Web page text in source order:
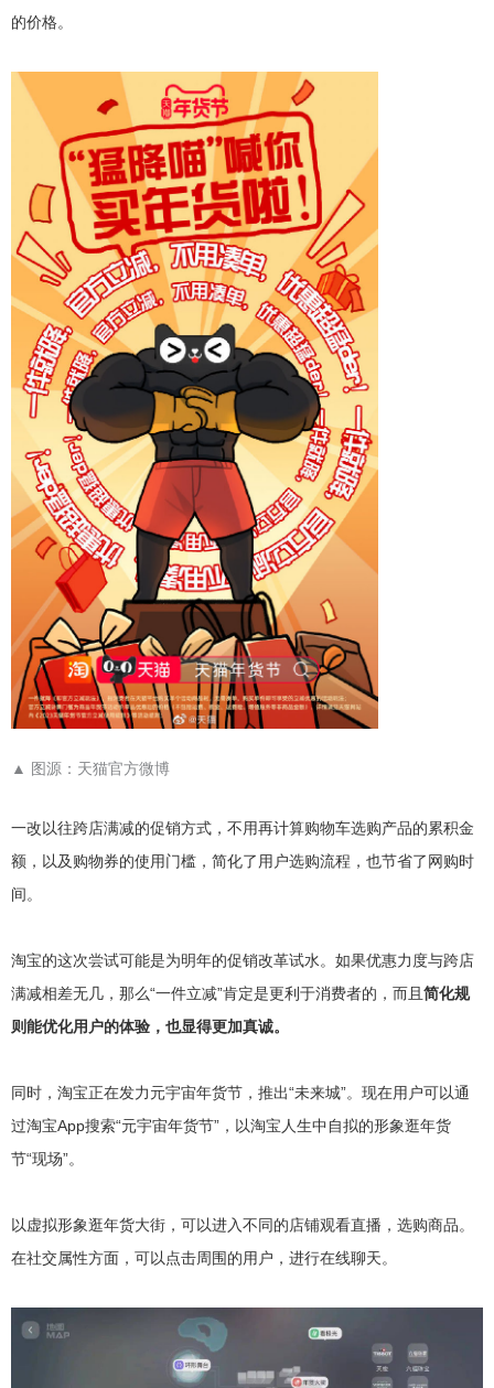
的价格。
▲ 图源：天猫官方微博
一改以往跨店满减的促销方式，不用再计算购物车选购产品的累积金
额，以及购物券的使用门槛，简化了用户选购流程，也节省了网购时
间。
淘宝的这次尝试可能是为明年的促销改革试水。如果优惠力度与跨店
满减相差无几，那么“一件立减”肯定是更利于消费者的，而且 简化规
则能优化用户的体验，也显得更加真诚。
同时，淘宝正在发力元宇宙年货节，推出“未来城”。现在用户可以通
过淘宝App搜索“元宇宙年货节”，以淘宝人生中自拟的形象逛年货
节“现场”。
以虚拟形象逛年货大街，可以进入不同的店铺观看直播，选购商品。
在社交属性方面，可以点击周围的用户，进行在线聊天。